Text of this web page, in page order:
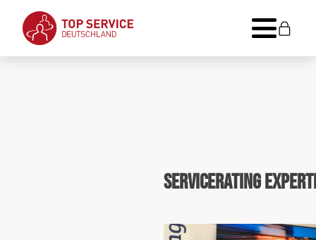
ServiceRating